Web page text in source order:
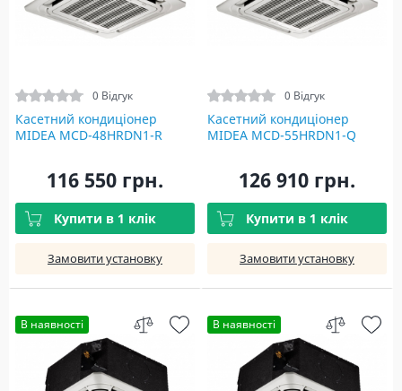
0 Відгук
Касетний кондиціонер
MIDEA MCD-48HRDN1-R
116 550 грн.
Купити в 1 клік
Замовити установку
0 Відгук
Касетний кондиціонер
MIDEA MCD-55HRDN1-Q
126 910 грн.
Купити в 1 клік
Замовити установку
В наявності В наявності